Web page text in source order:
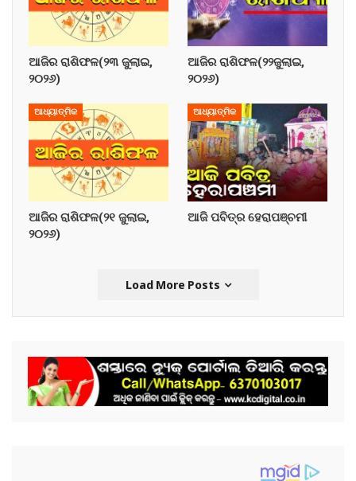
ଆଜିର ରାଶିଫଳ(୨୩ ଜୁଲାଇ,
୨୦୨୬)
ଆଜିର ରାଶିଫଳ(୨୨ଜୁଲାଇ,
୨୦୨୬)
ଆଧ୍ୟାତ୍ମିକ
ଆଜିର ରାଶିଫଳ(୨୧ ଜୁଲାଇ,
୨୦୨୬)
ଆଧ୍ୟାତ୍ମିକ
ଆଜି ପବିତ୍ର ହେରାପଞ୍ଚମୀ
Load More Posts